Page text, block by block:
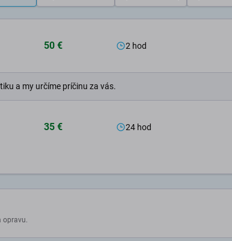
50 € 2 hod
a my určíme príčinu za vás.
35 € 24 hod